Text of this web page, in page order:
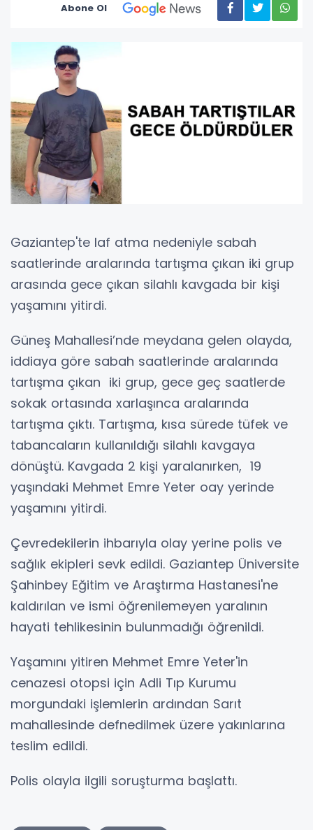
Abone Ol
Gaziantep'te laf atma nedeniyle sabah
saatlerinde aralarında tartışma çıkan iki grup
arasında gece çıkan silahlı kavgada bir kişi
yaşamını yitirdi.
Güneş Mahallesi’nde meydana gelen olayda,
iddiaya göre sabah saatlerinde aralarında
tartışma çıkan iki grup, gece geç saatlerde
sokak ortasında xarlaşınca aralarında
tartışma çıktı. Tartışma, kısa sürede tüfek ve
tabancaların kullanıldığı silahlı kavgaya
dönüştü. Kavgada 2 kişi yaralanırken, 19
yaşındaki Mehmet Emre Yeter oay yerinde
yaşamını yitirdi.
Çevredekilerin ihbarıyla olay yerine polis ve
sağlık ekipleri sevk edildi. Gaziantep Üniversite
Şahinbey Eğitim ve Araştırma Hastanesi'ne
kaldırılan ve ismi öğrenilemeyen yaralının
hayati tehlikesinin bulunmadığı öğrenildi.
Yaşamını yitiren Mehmet Emre Yeter'in
cenazesi otopsi için Adli Tıp Kurumu
morgundaki işlemlerin ardından Sarıt
mahallesinde defnedilmek üzere yakınlarına
teslim edildi.
Polis olayla ilgili soruşturma başlattı.